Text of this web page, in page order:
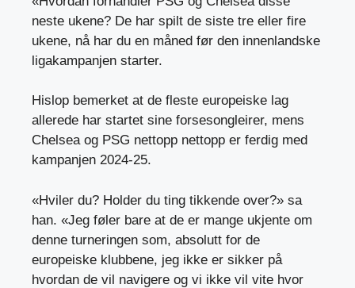
neste ukene? De har spilt de siste tre eller fire
ukene, nå har du en måned før den innenlandske
ligakampanjen starter.
Hislop bemerket at de fleste europeiske lag
allerede har startet sine forsesongleirer, mens
Chelsea og PSG nettopp nettopp er ferdig med
kampanjen 2024-25.
«Hviler du? Holder du ting tikkende over?» sa
han. «Jeg føler bare at de er mange ukjente om
denne turneringen som, absolutt for de
europeiske klubbene, jeg ikke er sikker på
hvordan de vil navigere og vi ikke vil vite hvor